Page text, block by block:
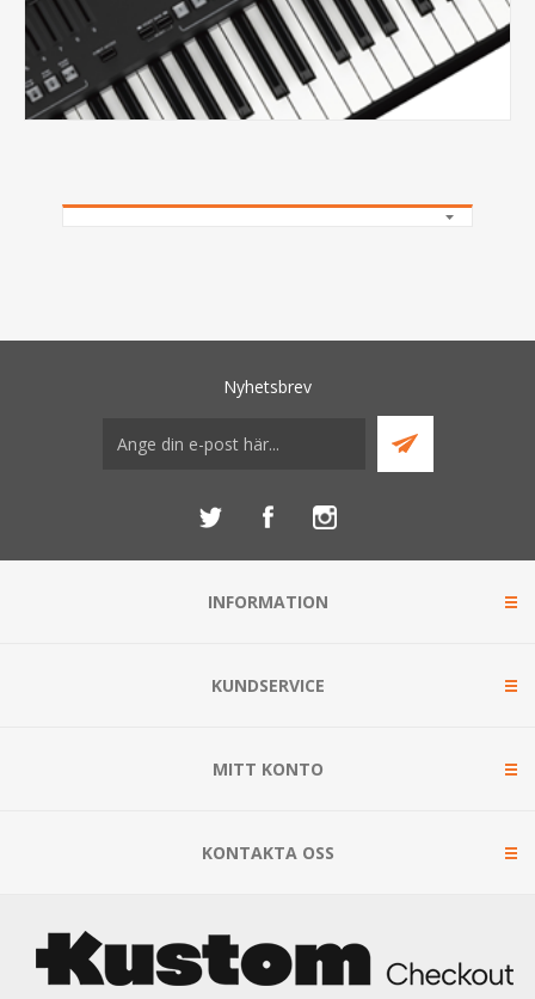
Nyhetsbrev
INFORMATION
KUNDSERVICE
MITT KONTO
KONTAKTA OSS